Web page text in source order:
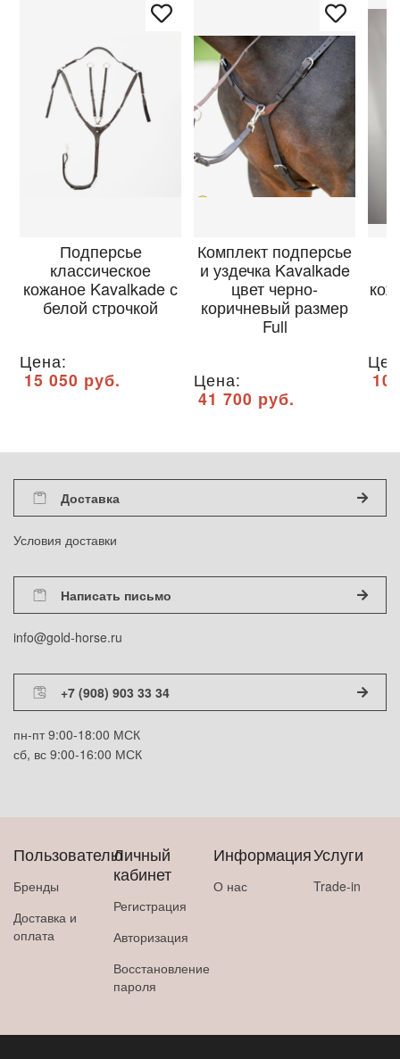
Подперсье
классическое
кожаное Kavalkade с
белой строчкой
Цена:
15 050 руб.
Комплект подперсье
и уздечка Kavalkade
цвет черно-
коричневый размер
Full
Цена:
41 700 руб.
10
Доставка
Условия доставки
Написать письмо
info@gold-horse.ru
+7 (908) 903 33 34
пн-пт 9:00-18:00 МСК
сб, вс 9:00-16:00 МСК
Пользователю
Бренды
Доставка и
оплата
Личный
кабинет
Регистрация
Авторизация
Восстановление
пароля
Информация
О нас
Услуги
Trade-in